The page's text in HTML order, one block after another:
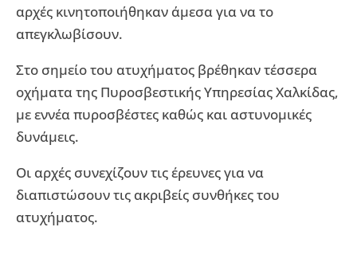
αρχές κινητοποιήθηκαν άμεσα για να το
απεγκλωβίσουν.
Στο σημείο του ατυχήματος βρέθηκαν τέσσερα
οχήματα της Πυροσβεστικής Υπηρεσίας Χαλκίδας,
με εννέα πυροσβέστες καθώς και αστυνομικές
δυνάμεις.
Οι αρχές συνεχίζουν τις έρευνες για να
διαπιστώσουν τις ακριβείς συνθήκες του
ατυχήματος.